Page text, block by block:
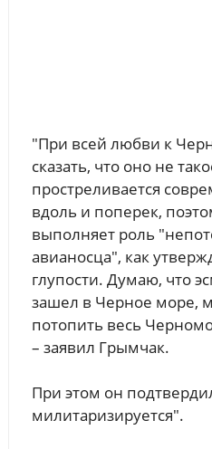
"При всей любви к
сказать, что оно не
простреливается
вдоль и поперек,
выполняет роль
авианосца", как
глупости. Думаю, что
зашел в Черное море,
потопить весь
– заявил Грымчак.
При этом он
милитаризируется".